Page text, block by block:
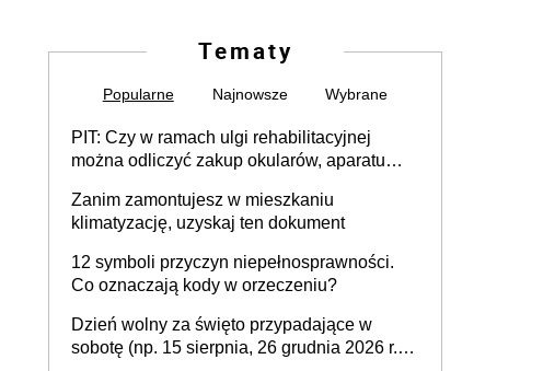
Tematy
Popularne Najnowsze Wybrane
PIT: Czy w ramach ulgi rehabilitacyjnej
można odliczyć zakup okularów, aparatu
Zanim zamontujesz w mieszkaniu
klimatyzację, uzyskaj ten dokument
12 symboli przyczyn niepełnosprawności.
Co oznaczają kody w orzeczeniu?
Dzień wolny za święto przypadające w
sobotę (np. 15 sierpnia, 26 grudnia 2026 r.) –